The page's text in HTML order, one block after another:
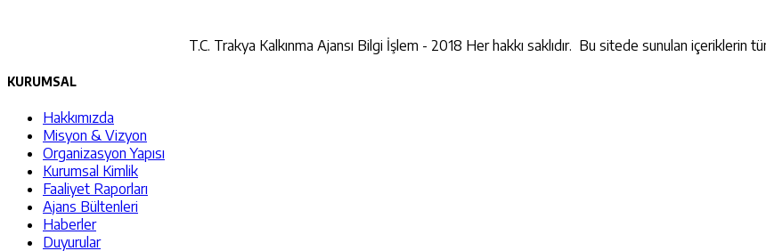
T.C. Trakya Kalkınma Ajansı Bilgi İşlem - 2018 Her hakkı saklıdır. Bu sitede sunulan içeriklerin
KURUMSAL
Hakkımızda
Misyon & Vizyon
Organizasyon Yapısı
Kurumsal Kimlik
Faaliyet Raporları
Ajans Bültenleri
Haberler
Duyurular